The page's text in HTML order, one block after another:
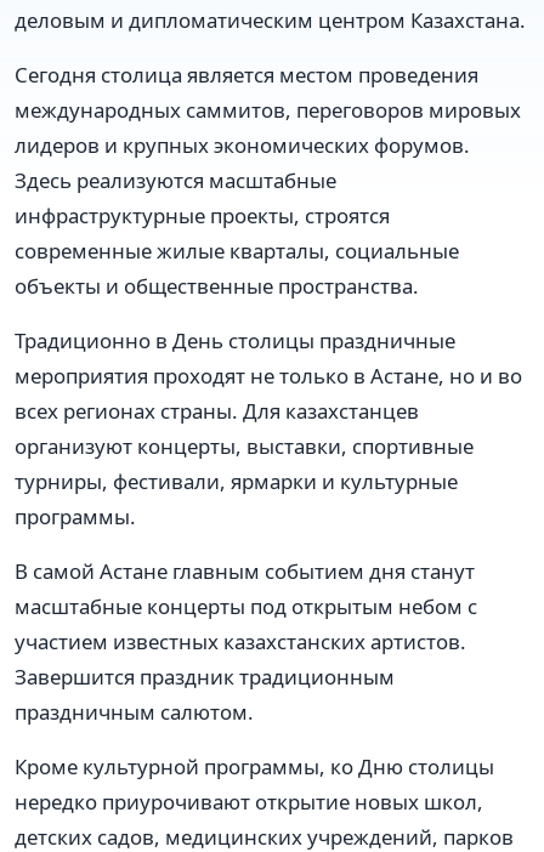
деловым и дипломатическим центром Казахстана.
Сегодня столица является местом проведения
международных саммитов, переговоров мировых
лидеров и крупных экономических форумов.
Здесь реализуются масштабные
инфраструктурные проекты, строятся
современные жилые кварталы, социальные
объекты и общественные пространства.
Традиционно в День столицы праздничные
мероприятия проходят не только в Астане, но и во
всех регионах страны. Для казахстанцев
организуют концерты, выставки, спортивные
турниры, фестивали, ярмарки и культурные
программы.
В самой Астане главным событием дня станут
масштабные концерты под открытым небом с
участием известных казахстанских артистов.
Завершится праздник традиционным
праздничным салютом.
Кроме культурной программы, ко Дню столицы
нередко приурочивают открытие новых школ,
детских садов, медицинских учреждений, парков